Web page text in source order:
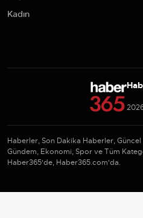
Kadın
Haberler, Son Dakika Haberler,
Gündem, Ekonomi, Spor ve Tüm
Haber365'de, Haber365.com'da.